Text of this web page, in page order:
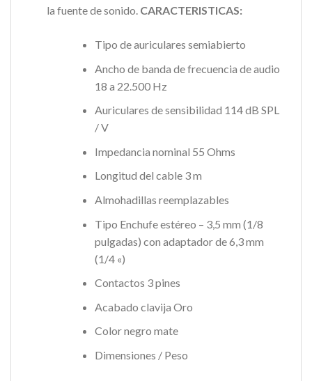
la fuente de sonido. CARACTERISTICAS:
Tipo de auriculares semiabierto
Ancho de banda de frecuencia de audio
18 a 22.500 Hz
Auriculares de sensibilidad 114 dB SPL
/ V
Impedancia nominal 55 Ohms
Longitud del cable 3 m
Almohadillas reemplazables
Tipo Enchufe estéreo – 3,5 mm (1/8
pulgadas) con adaptador de 6,3 mm
(1/4 «)
Contactos 3 pines
Acabado clavija Oro
Color negro mate
Dimensiones / Peso